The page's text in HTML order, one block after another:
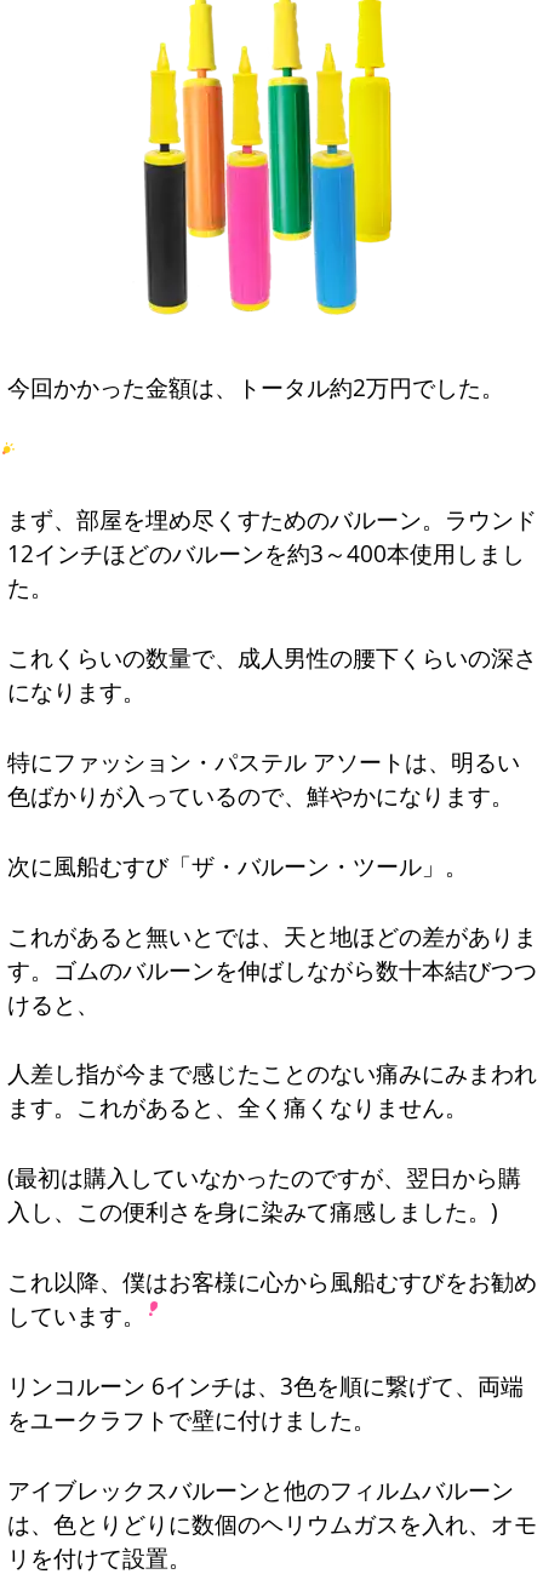
今回かかった金額は、トータル約2万円でした。
まず、部屋を埋め尽くすためのバルーン。ラウンド
12インチほどのバルーンを約3～400本使用しまし
た。
これくらいの数量で、成人男性の腰下くらいの深さ
になります。
特にファッション・パステル アソートは、明るい
色ばかりが入っているので、鮮やかになります。
次に風船むすび「ザ・バルーン・ツール」。
これがあると無いとでは、天と地ほどの差がありま
す。ゴムのバルーンを伸ばしながら数十本結びつつ
けると、
人差し指が今まで感じたことのない痛みにみまわれ
ます。これがあると、全く痛くなりません。
(最初は購入していなかったのですが、翌日から購
入し、この便利さを身に染みて痛感しました。)
これ以降、僕はお客様に心から風船むすびをお勧め
しています。
リンコルーン 6インチは、3色を順に繋げて、両端
をユークラフトで壁に付けました。
アイブレックスバルーンと他のフィルムバルーン
は、色とりどりに数個のヘリウムガスを入れ、オモ
リを付けて設置。